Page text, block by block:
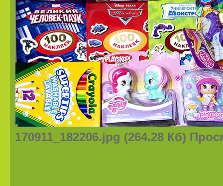
170911_182206.jpg (264.28 Кб)